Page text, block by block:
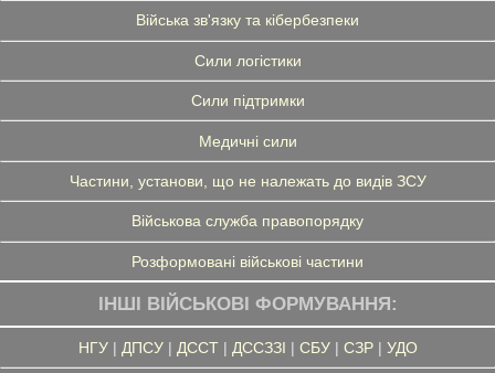
Війська зв'язку та кібербезпеки
Сили логістики
Сили підтримки
Медичні сили
Частини, установи, що не належать до видів ЗСУ
Військова служба правопорядку
Розформовані військові частини
ІНШІ ВІЙСЬКОВІ ФОРМУВАННЯ:
НГУ| ДПСУ| ДССТ| ДССЗЗІ | СБУ| СЗР| УДО